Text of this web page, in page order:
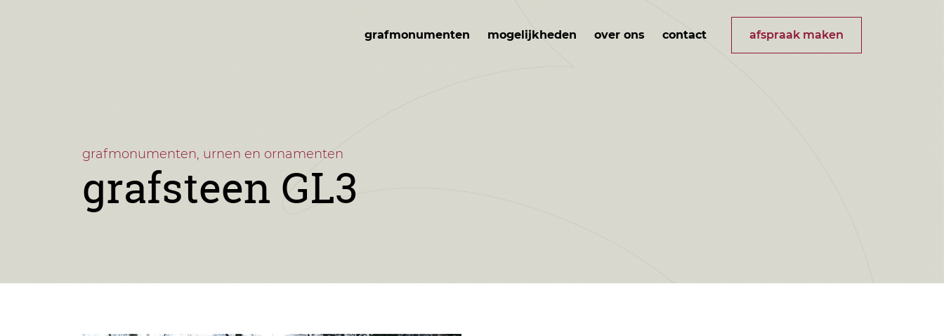
grafmonumenten mogelijkheden over ons contact afspraak maken
grafmonumenten, urnen en ornamenten
grafsteen GL3